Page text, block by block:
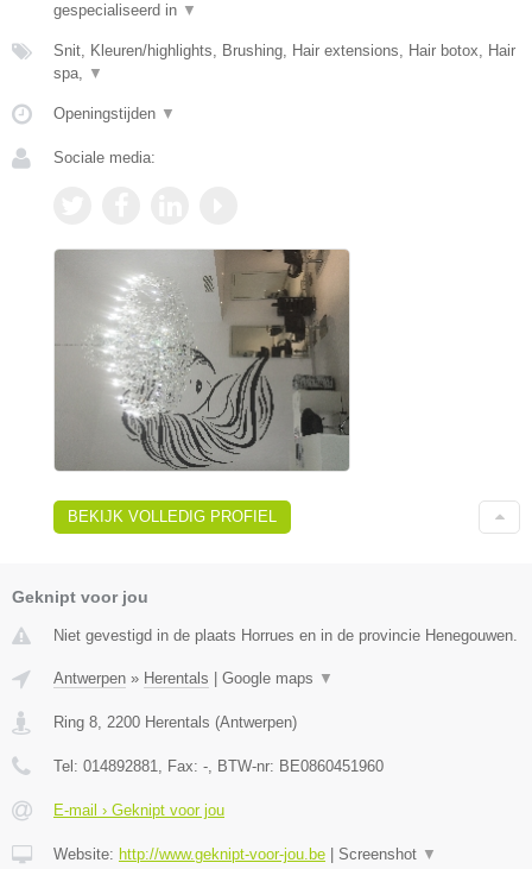
gespecialiseerd in ▼
Snit, Kleuren/highlights, Brushing, Hair extensions, Hair botox, Hair
spa, ▼
Openingstijden ▼
Sociale media:
BEKIJK VOLLEDIG PROFIEL
Geknipt voor jou
Niet gevestigd in de plaats Horrues en in de provincie Henegouwen.
Antwerpen » Herentals | Google maps ▼
Ring 8 2200 Herentals (Antwerpen)
Tel: 014892881 , Fax: - , BTW-nr: BE0860451960
E-mail › Geknipt voor jou
Website: http://www.geknipt-voor-jou.be | Screenshot ▼